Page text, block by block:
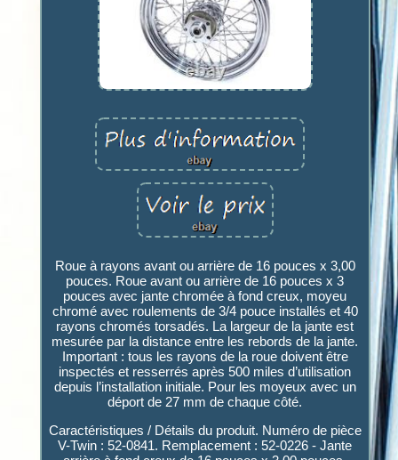
Roue à rayons avant ou arrière de 16 pouces x 3,00
pouces. Roue avant ou arrière de 16 pouces x 3
pouces avec jante chromée à fond creux, moyeu
chromé avec roulements de 3/4 pouce installés et 40
rayons chromés torsadés. La largeur de la jante est
mesurée par la distance entre les rebords de la jante.
Important : tous les rayons de la roue doivent être
inspectés et resserrés après 500 miles d’utilisation
depuis l’installation initiale. Pour les moyeux avec un
déport de 27 mm de chaque côté.
Caractéristiques / Détails du produit. Numéro de pièce
V-Twin : 52-0841. Remplacement : 52-0226 - Jante